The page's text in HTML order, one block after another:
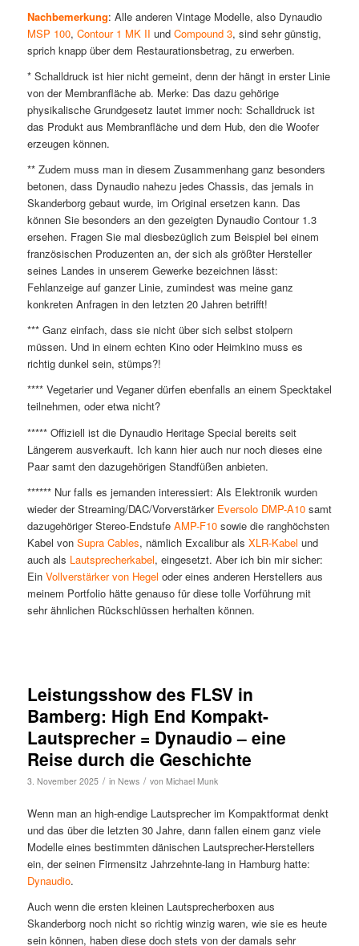
Nachbemerkung: Alle anderen Vintage Modelle, also Dynaudio
MSP 100, Contour 1 MK II und Compound 3, sind sehr günstig,
sprich knapp über dem Restaurationsbetrag, zu erwerben.
* Schalldruck ist hier nicht gemeint, denn der hängt in erster Linie
von der Membranfläche ab. Merke: Das dazu gehörige
physikalische Grundgesetz lautet immer noch: Schalldruck ist
das Produkt aus Membranfläche und dem Hub, den die Woofer
erzeugen können.
** Zudem muss man in diesem Zusammenhang ganz besonders
betonen, dass Dynaudio nahezu jedes Chassis, das jemals in
Skanderborg gebaut wurde, im Original ersetzen kann. Das
können Sie besonders an den gezeigten Dynaudio Contour 1.3
ersehen. Fragen Sie mal diesbezüglich zum Beispiel bei einem
französischen Produzenten an, der sich als größter Hersteller
seines Landes in unserem Gewerke bezeichnen lässt:
Fehlanzeige auf ganzer Linie, zumindest was meine ganz
konkreten Anfragen in den letzten 20 Jahren betrifft!
*** Ganz einfach, dass sie nicht über sich selbst stolpern
müssen. Und in einem echten Kino oder Heimkino muss es
richtig dunkel sein, stümps?!
**** Vegetarier und Veganer dürfen ebenfalls an einem Specktakel
teilnehmen, oder etwa nicht?
***** Offiziell ist die Dynaudio Heritage Special bereits seit
Längerem ausverkauft. Ich kann hier auch nur noch dieses eine
Paar samt den dazugehörigen Standfüßen anbieten.
****** Nur falls es jemanden interessiert: Als Elektronik wurden
wieder der Streaming/DAC/Vorverstärker Eversolo DMP-A10samt
dazugehöriger Stereo-Endstufe AMP-F10sowie die ranghöchsten
Kabel von Supra Cables, nämlich Excalibur als XLR-Kabel und
auch als Lautsprecherkabel, eingesetzt. Aber ich bin mir sicher:
Ein Vollverstärker von Hegel oder eines anderen Herstellers aus
meinem Portfolio hätte genauso für diese tolle Vorführung mit
sehr ähnlichen Rückschlüssen herhalten können.
Leistungsshow des FLSV in
Bamberg: High End Kompakt-
Lautsprecher = Dynaudio – eine
Reise durch die Geschichte
3. November 2025 / in News / von Michael Munk
Wenn man an high-endige Lautsprecher im Kompaktformat denkt
und das über die letzten 30 Jahre, dann fallen einem ganz viele
Modelle eines bestimmten dänischen Lautsprecher-Herstellers
ein, der seinen Firmensitz Jahrzehnte-lang in Hamburg hatte:
Dynaudio.
Auch wenn die ersten kleinen Lautsprecherboxen aus
Skanderborg noch nicht so richtig winzig waren, wie sie es heute
sein können, haben diese doch stets von der damals sehr